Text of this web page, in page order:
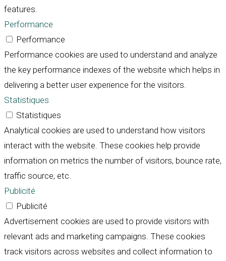
features.
Performance
Performance
Performance cookies are used to understand and analyze
the key performance indexes of the website which helps in
delivering a better user experience for the visitors.
Statistiques
Statistiques
Analytical cookies are used to understand how visitors
interact with the website. These cookies help provide
information on metrics the number of visitors, bounce rate,
traffic source, etc.
Publicité
Publicité
Advertisement cookies are used to provide visitors with
relevant ads and marketing campaigns. These cookies
track visitors across websites and collect information to